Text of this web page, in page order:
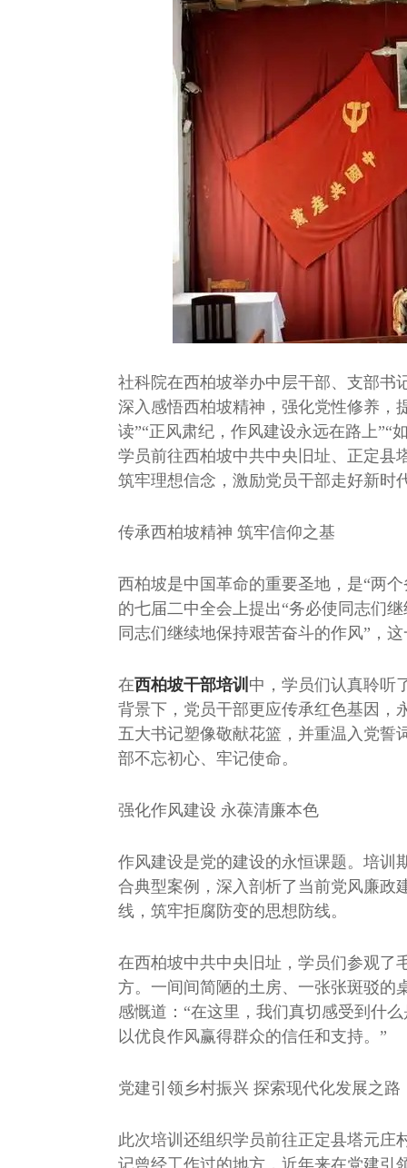
社科院在西柏坡举办中层干部、支部书
深入感悟西柏坡精神，强化党性修养，
读”“正风肃纪，作风建设永远在路上”“
学员前往西柏坡中共中央旧址、正定县
筑牢理想信念，激励党员干部走好新时
传承西柏坡精神 筑牢信仰之基
西柏坡是中国革命的重要圣地，是“两
的七届二中全会上提出“务必使同志们
同志们继续地保持艰苦奋斗的作风”，
在西柏坡干部培训 中，学员们认真聆听
背景下，党员干部更应传承红色基因，
五大书记塑像敬献花篮，并重温入党誓
部不忘初心、牢记使命。
强化作风建设 永葆清廉本色
作风建设是党的建设的永恒课题。培训
合典型案例，深入剖析了当前党风廉政
线，筑牢拒腐防变的思想防线。
在西柏坡中共中央旧址，学员们参观了
方。一间间简陋的土房、一张张斑驳的
感慨道：“在这里，我们真切感受到什
以优良作风赢得群众的信任和支持。”
党建引领乡村振兴 探索现代化发展之路
此次培训还组织学员前往正定县塔元庄
记曾经工作过的地方，近年来在党建引